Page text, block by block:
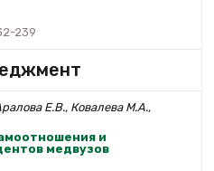
239
Е.В., Ковалева М.А.,
и
медвузов